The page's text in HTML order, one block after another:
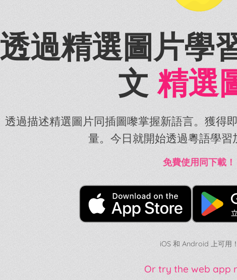
透過精選圖片學
文 精選
透過描述精選圖片同插圖嚟掌握新語言。獲得
量。今日就開始透過粵語學習
免費使用同下載！
iOS 和 Android 上可用！
Or try the web app